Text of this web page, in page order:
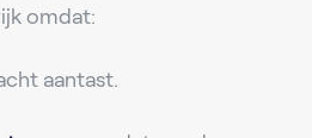
omdat:
aantast.